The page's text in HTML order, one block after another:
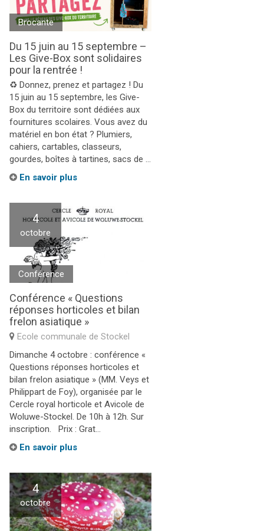
Brocante
Du 15 juin au 15 septembre –
Les Give-Box sont solidaires
pour la rentrée !
♻️ Donnez, prenez et partagez ! Du
15 juin au 15 septembre, les Give-
Box du territoire sont dédiées aux
fournitures scolaires. Vous avez du
matériel en bon état ? Plumiers,
cahiers, cartables, classeurs,
gourdes, boîtes à tartines, sacs de ...
En savoir plus
4
octobre
Conférence
Conférence « Questions
réponses horticoles et bilan
frelon asiatique »
Ecole communale de Stockel
Dimanche 4 octobre : conférence «
Questions réponses horticoles et
bilan frelon asiatique » (MM. Veys et
Philippart de Foy), organisée par le
Cercle royal horticole et Avicole de
Woluwe-Stockel. De 10h à 12h. Sur
inscription. Prix : Grat...
En savoir plus
4
octobre